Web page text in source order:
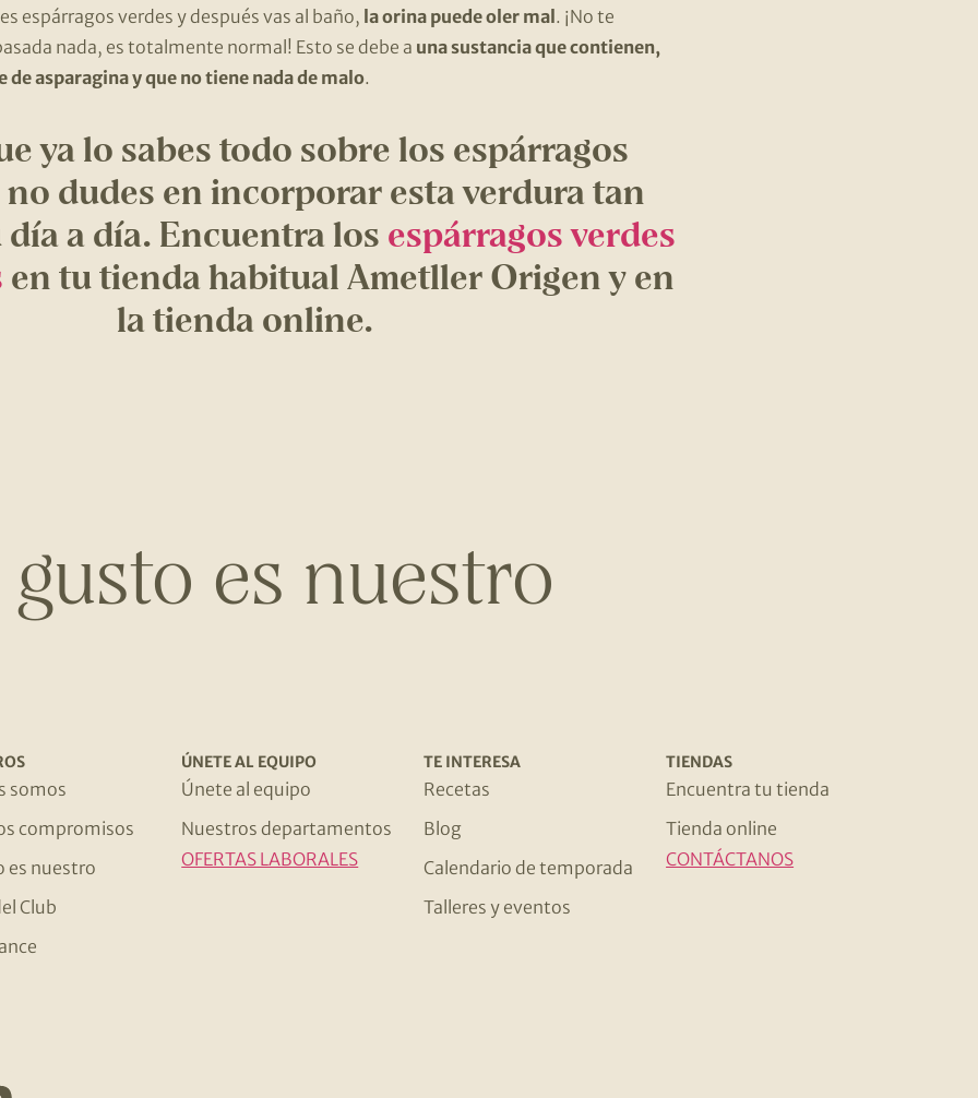
espárragos verdes y después vas al baño, la orina puede oler mal. ¡No te
nada, es totalmente normal! Esto se debe a una sustancia que contienen,
de asparagina y que no tiene nada de malo.
ya lo sabes todo sobre los espárragos
dudes en incorporar esta verdura tan
a día. Encuentra los espárragos verdes
en tu tienda habitual Ametller Origen y en
la tienda online.
gusto es nuestro
somos
compromisos
es nuestro
Club
ÚNETE AL EQUIPO
Únete al equipo
Nuestros departamentos
OFERTAS LABORALES
TE INTERESA
Recetas
Blog
Calendario de temporada
Talleres y eventos
TIENDAS
Encuentra tu tienda
Tienda online
CONTÁCTANOS